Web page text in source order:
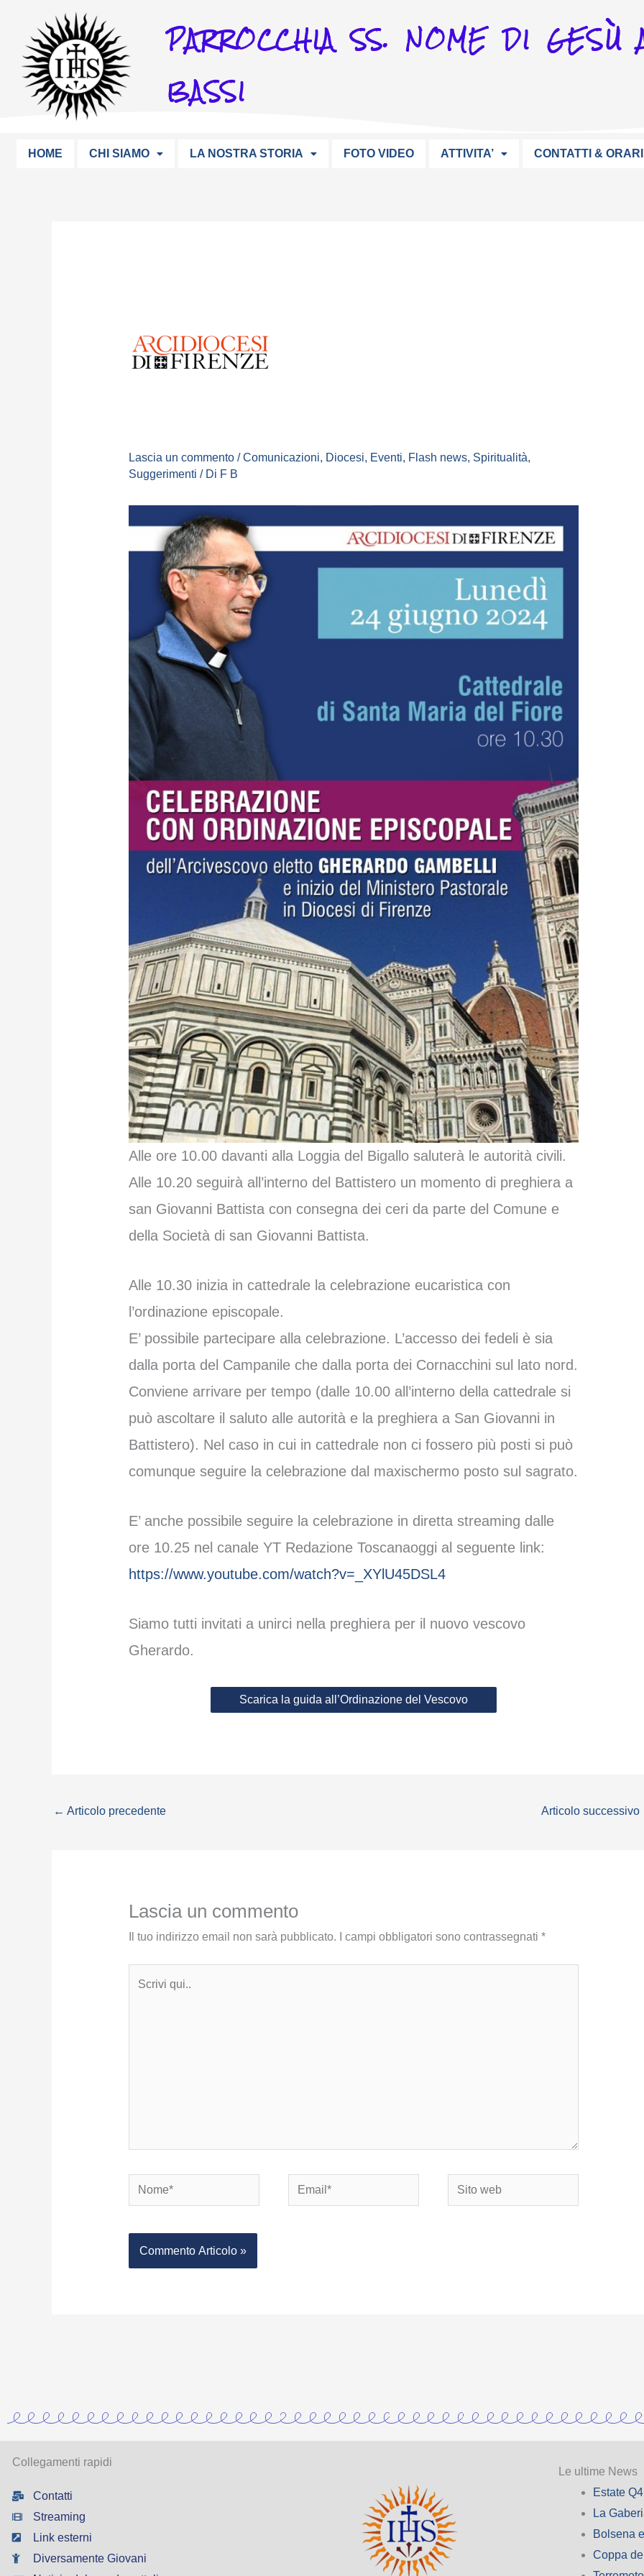
contenuto
PARROCCHIA SS. NOME DI GESÙ
BASSI
HOME CHI SIAMO LA NOSTRA STORIA FOTO VIDEO ATTIVITA’ CONTATTI & ORARI
Lascia un commento /Comunicazioni, Diocesi, Eventi, Flash news, Spiritualità,
Suggerimenti / Di F B
Alle ore 10.00 davanti alla Loggia del Bigallo saluterà le autorità civili.
Alle 10.20 seguirà all’interno del Battistero un momento di preghiera a
san Giovanni Battista con consegna dei ceri da parte del Comune e
della Società di san Giovanni Battista.
Alle 10.30 inizia in cattedrale la celebrazione eucaristica con
l’ordinazione episcopale.
E’ possibile partecipare alla celebrazione. L’accesso dei fedeli è sia
dalla porta del Campanile che dalla porta dei Cornacchini sul lato nord.
Conviene arrivare per tempo (dalle 10.00 all’interno della cattedrale si
può ascoltare il saluto alle autorità e la preghiera a San Giovanni in
Battistero). Nel caso in cui in cattedrale non ci fossero più posti si può
comunque seguire la celebrazione dal maxischermo posto sul sagrato.
E’ anche possibile seguire la celebrazione in diretta streaming dalle
ore 10.25 nel canale YT Redazione Toscanaoggi al seguente link:
https://www.youtube.com/watch?v=_XYlU45DSL4
Siamo tutti invitati a unirci nella preghiera per il nuovo vescovo
Gherardo.
Scarica la guida all’Ordinazione del Vescovo
← Articolo precedente Articolo successivo
Lascia un commento
Il tuo indirizzo email non sarà pubblicato. I campi obbligatori sono contrassegnati *
Nome* Email*
Sito
web
Collegamenti rapidi
Contatti
Streaming
Link esterni
Diversamente Giovani
Le ultime News
Estate
La
Bolsena
Coppa